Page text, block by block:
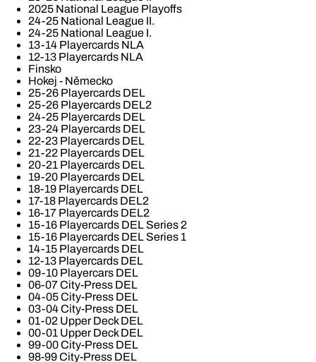
2025 National League Playoffs
24-25 National League II.
24-25 National League I.
13-14 Playercards NLA
12-13 Playercards NLA
Finsko
Hokej - Německo
25-26 Playercards DEL
25-26 Playercards DEL2
24-25 Playercards DEL
23-24 Playercards DEL
22-23 Playercards DEL
21-22 Playercards DEL
20-21 Playercards DEL
19-20 Playercards DEL
18-19 Playercards DEL
17-18 Playercards DEL2
16-17 Playercards DEL2
15-16 Playercards DEL Series 2
15-16 Playercards DEL Series 1
14-15 Playercards DEL
12-13 Playercards DEL
09-10 Playercars DEL
06-07 City-Press DEL
04-05 City-Press DEL
03-04 City-Press DEL
01-02 Upper Deck DEL
00-01 Upper Deck DEL
99-00 City-Press DEL
98-99 City-Press DEL